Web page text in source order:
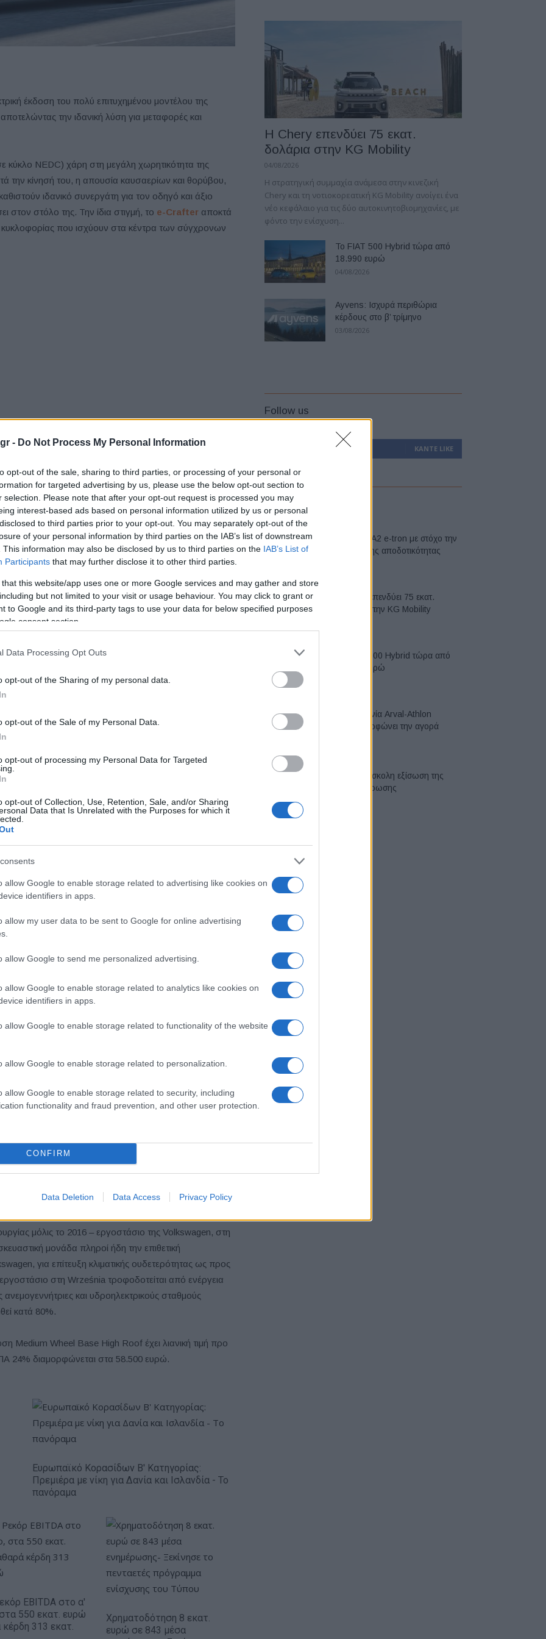
- Do Not Process My Personal Information
opt-out of the sale, sharing to third parties, or processing of your personal or
for targeted advertising by us, please use the below opt-out section to
selection. Please note that after your opt-out request is processed you may
interest-based ads based on personal information utilized by us or personal
to third parties prior to your opt-out. You may separately opt-out of the
of your personal information by third parties on the IAB’s list of downstream
This information may also be disclosed by us to third parties on the IAB’s List of
Participants that may further disclose it to other third parties.
that this website/app uses one or more Google services and may gather and store
but not limited to your visit or usage behaviour. You may click to grant or
to Google and its third-party tags to use your data for below specified purposes
consent section.
Data Processing Opt Outs
opt-out of the Sharing of my personal data.
opt-out of the Sale of my Personal Data.
opt-out of processing my Personal Data for Targeted
opt-out of Collection, Use, Retention, Sale, and/or Sharing
Data that Is Unrelated with the Purposes for which it
allow Google to enable storage related to advertising like cookies on
identifiers in apps.
allow my user data to be sent to Google for online advertising
allow Google to send me personalized advertising.
allow Google to enable storage related to analytics like cookies on
identifiers in apps.
allow Google to enable storage related to functionality of the website
allow Google to enable storage related to personalization.
allow Google to enable storage related to security, including
functionality and fraud prevention, and other user protection.
CONFIRM
Data Deletion Data Access Privacy Policy
έκδοση του πολύ επιτυχημένου μοντέλου της
την ιδανική λύση για μεταφορές και
κύκλο NEDC) χάρη στη μεγάλη χωρητικότητα της
την κίνησή του, η απουσία καυσαερίων και θορύβου,
ιδανικό συνεργάτη για τον οδηγό και άξιο
στον στόλο της. Την ίδια στιγμή, το e-Crafter αποκτά
που ισχύουν στα κέντρα των σύγχρονων
Οχήματα
Αυτή η μελέτη έδειξε ότι η πλειοψηφία των οδηγών
με τη Volkswagen να εξασφαλίζει στο e-Crafter
ήταν η δημιουργία ενός ηλεκτρικού μεγάλου πάνελ-
που θα υπερκαλύπτουν τις καθημερινές ανάγκες
του σε χαμηλά επίπεδα, ώστε να αποτελεί
από 38 e-Crafter προπαραγωγής τέθηκε στη διάθεση
τη Μεγάλη Βρετανία, την Ολλανδία και τη
να συλλέγει πολύτιμα δεδομένα προερχόμενα
οχήματος!
αρχής ώστε να έχει βέλτιστα τοποθετημένο
η εξοικονόμηση χώρου με την τοποθέτηση της
στο κάτω μέρος του οχήματος. Με αυτό τον τρόπο,
φορτίου των 10,7 τ.μ. και του ύψους των 2.590
διαστάσεις, όπως το πλάτος (1.380 χλστ.) και το ύψος
ωφέλιμο φορτίο φτάνει τα 970 κιλά, ανάλογα με
στο εμπρός μέρος. Αποδίδει 136 ίππους (100
μεταφέρεται στους μπροστινούς τροχούς μέσω ενός
ειδικά για επαγγελματικά οχήματα.
στη φόρτιση. Σε σταθμό φόρτισης συνεχούς
80% της χωρητικότητά της σε μόλις 45 λεπτά της
ισχύος 7,2 kW, φορτίζεται στο 100% εντός 5 ωρών
εγκαταστάσεις της επιχείρησης.
και το e-Crafter, κατασκευάζεται σε ένα
μόλις το 2016 – εργοστάσιο της Volkswagen, στη
μονάδα πληροί ήδη την επιθετική
για επίτευξη κλιματικής ουδετερότητας ως προς
στη Września τροφοδοτείται από ενέργεια
και υδροηλεκτρικούς σταθμούς
κατά 80%.
Medium Wheel Base High Roof έχει λιανική τιμή προ
24% διαμορφώνεται στα 58.500 ευρώ.
Ευρωπαϊκό Κορασίδων Β' Κατηγορίας:
Πρεμιέρα με νίκη για Δανία και Ισλανδία - Το
πανόραμα
EBITDA στο α'
550 εκατ. ευρώ
313 εκατ.
Χρηματοδότηση 8 εκατ.
ευρώ σε 843 μέσα
Η Chery επενδύει 75 εκατ.
δολάρια στην KG Mobility
04/08/2026
H στρατηγική συμμαχία ανάμεσα στην κινεζική
Chery και τη νοτιοκορεατική KG Mobility ανοίγει ένα
νέο κεφάλαιο για τις δύο αυτοκινητοβιομηχανίες, με
φόντο την ενίσχυση...
Το FIAT 500 Hybrid τώρα από
18.990 ευρώ
04/08/2026
Ayvens: Iσχυρά περιθώρια
κέρδους στο β’ τρίμηνο
03/08/2026
Follow us
Υποστηρικτές ΚΆΝΤΕ LIKE
Latest
Νέο Audi A2 e-tron με στόχο την
κορυφή της αποδοτικότητας
Η Chery επενδύει 75 εκατ.
δολάρια στην KG Mobility
Το FIAT 500 Hybrid τώρα από
18.990 ευρώ
Η συμφωνία Arval-Athlon
αναδιαμορφώνει την αγορά
VW: Η δύσκολη εξίσωση της
αναδιάρθρωσης